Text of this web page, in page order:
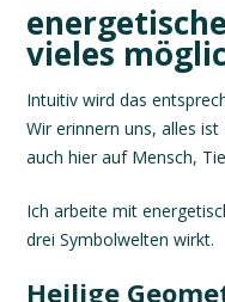
vieles
Intuitiv wird das
Wir erinnern uns, alles
auch hier auf Mensch,
Ich arbeite mit
drei Symbolwelten wirkt.
Heilige